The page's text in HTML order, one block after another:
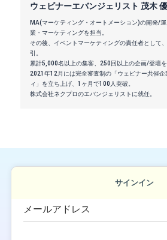
ウェビナーエバンジェリスト 茂木
MA(マーケティング・オートメーション)の開発/
業・マーケティングを担当。
その後、イベントマーケティングの責任者として
引。
累計5,000名以上の集客、250回以上の企画/登壇を
2021年12月には完全審査制の「ウェビナー共催企
ィ」を立ち上げ、1ヶ月で100人突破。
株式会社ネクプロのエバンジェリストに就任。
サインイン
メールアドレス